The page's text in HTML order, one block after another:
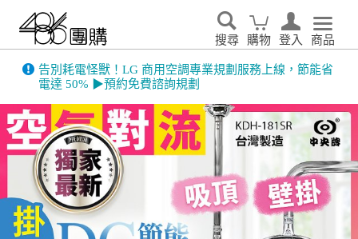
搜尋 購物 登入 商品
486門市展示機限量出清！享原廠保固 ➔ 超值優惠搶先看